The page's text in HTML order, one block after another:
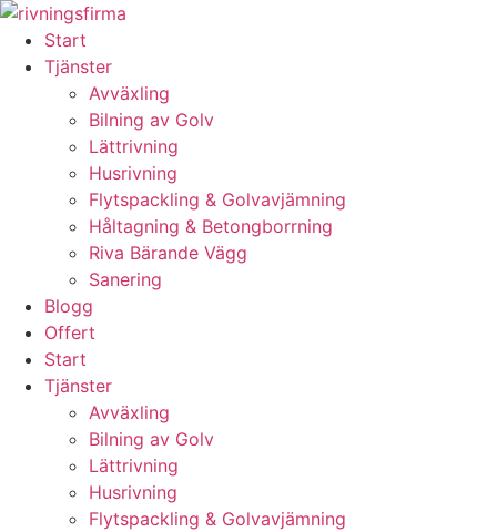
Skip
content
Start
Tjänster
Avväxling
Bilning av Golv
Lättrivning
Husrivning
Flytspackling & Golvavjämning
Håltagning & Betongborrning
Riva Bärande Vägg
Sanering
Blogg
Offert
Start
Tjänster
Avväxling
Bilning av Golv
Lättrivning
Husrivning
Flytspackling & Golvavjämning